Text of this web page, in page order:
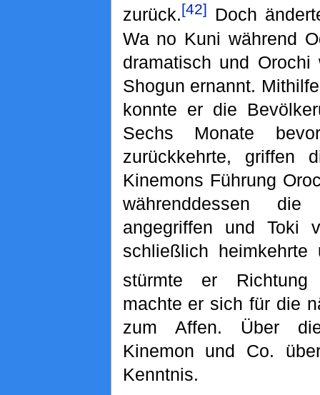
zurück.[42]
Doch
Wa no Kuni während
dramatisch und
Shogun ernannt.
konnte er die
Sechs Monate
zurückkehrte, griffen
Kinemons Führung
währenddessen
angegriffen und Toki
schließlich heimkehrte
stürmte er Richtung
machte er sich für die
zum Affen. Über
Kinemon und Co.
Kenntnis.